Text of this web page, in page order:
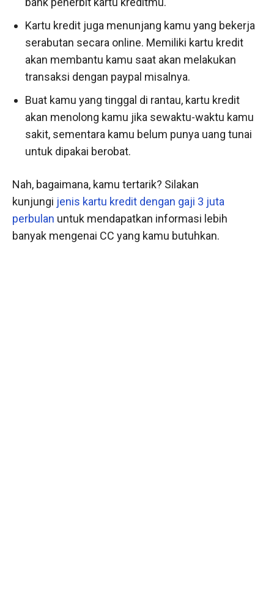
Kartu kredit juga menunjang kamu yang bekerja
serabutan secara online. Memiliki kartu kredit
akan membantu kamu saat akan melakukan
transaksi dengan paypal misalnya.
Buat kamu yang tinggal di rantau, kartu kredit
akan menolong kamu jika sewaktu-waktu kamu
sakit, sementara kamu belum punya uang tunai
untuk dipakai berobat.
Nah, bagaimana, kamu tertarik? Silakan
kunjungi jenis kartu kredit dengan gaji 3 juta
perbulan untuk mendapatkan informasi lebih
banyak mengenai CC yang kamu butuhkan.